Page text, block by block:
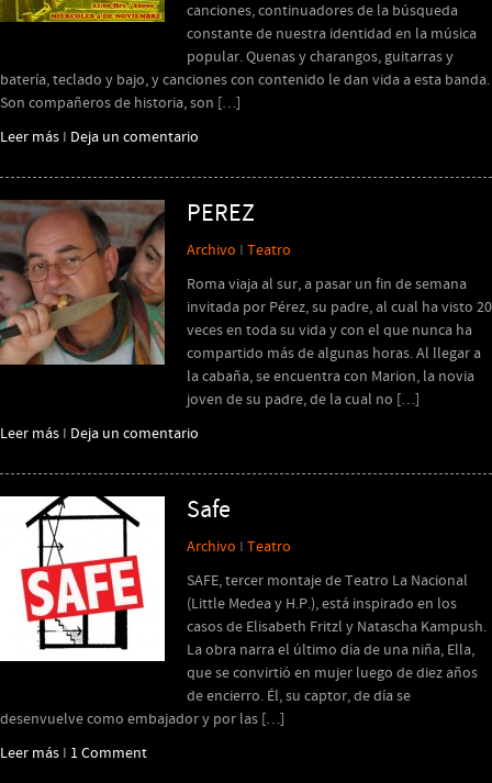
canciones, continuadores de la búsqueda
constante de nuestra identidad en la música
popular. Quenas y charangos, guitarras y
batería, teclado y bajo, y canciones con contenido le dan vida a esta banda.
Son compañeros de historia, son […]
Leer más I Deja un comentario
PEREZ
Archivo I Teatro
Roma viaja al sur, a pasar un fin de semana
invitada por Pérez, su padre, al cual ha visto 20
veces en toda su vida y con el que nunca ha
compartido más de algunas horas. Al llegar a
la cabaña, se encuentra con Marion, la novia
joven de su padre, de la cual no […]
Leer más I Deja un comentario
Safe
Archivo I Teatro
SAFE, tercer montaje de Teatro La Nacional
(Little Medea y H.P.), está inspirado en los
casos de Elisabeth Fritzl y Natascha Kampush.
La obra narra el último día de una niña, Ella,
que se convirtió en mujer luego de diez años
de encierro. Él, su captor, de día se
desenvuelve como embajador y por las […]
Leer más I 1 Comment